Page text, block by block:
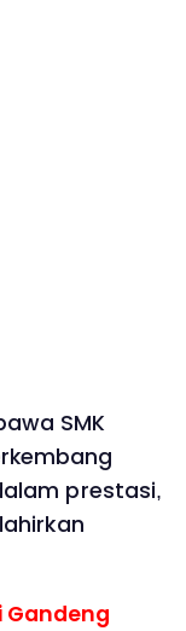
SMK
prestasi,
Gandeng